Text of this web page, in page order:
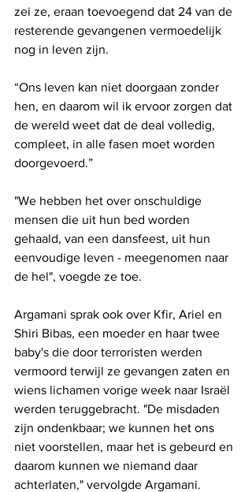
zei ze, eraan toevoegend dat 24 van de
resterende gevangenen vermoedelijk
nog in leven zijn.
“Ons leven kan niet doorgaan zonder
hen, en daarom wil ik ervoor zorgen dat
de wereld weet dat de deal volledig,
compleet, in alle fasen moet worden
doorgevoerd.”
"We hebben het over onschuldige
mensen die uit hun bed worden
gehaald, van een dansfeest, uit hun
eenvoudige leven - meegenomen naar
de hel", voegde ze toe.
Argamani sprak ook over Kfir, Ariel en
Shiri Bibas, een moeder en haar twee
baby's die door terroristen werden
vermoord terwijl ze gevangen zaten en
wiens lichamen vorige week naar Israël
werden teruggebracht. "De misdaden
zijn ondenkbaar; we kunnen het ons
niet voorstellen, maar het is gebeurd en
daarom kunnen we niemand daar
achterlaten," vervolgde Argamani.